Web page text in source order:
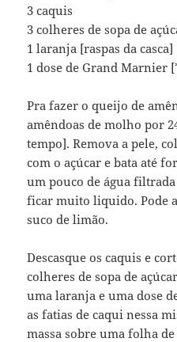
3 caquis
3 colheres de sopa de
1 laranja [raspas da casca]
1 dose de Grand Marnier
Pra fazer o queijo de
amêndoas de molho por
tempo]. Remova a pele,
com o açúcar e bata até
um pouco de água
ficar muito liquido. Pode
suco de limão.
Descasque os caquis e
colheres de sopa de
uma laranja e uma dose
as fatias de caqui nessa
massa sobre uma folha